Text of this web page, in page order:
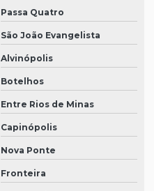
Passa Quatro
São João Evangelista
Alvinópolis
Botelhos
Entre Rios de Minas
Capinópolis
Nova Ponte
Fronteira